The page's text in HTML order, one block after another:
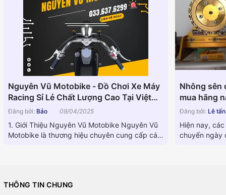
Nguyên Vũ Motobike - Đồ Chơi Xe Máy
Racing Sỉ Lẻ Chất Lượng Cao Tại Việt
Nam
Đăng bởi: Bảo 09/04/2025
1. Giới Thiệu Nguyên Vũ Motobike Nguyên Vũ
Motobike là thương hiệu chuyên cung cấp các
Nhông sên
mua hãng
Đăng bởi: Lê
Hiện nay,
chuyển ngày
THÔNG TIN CHUNG